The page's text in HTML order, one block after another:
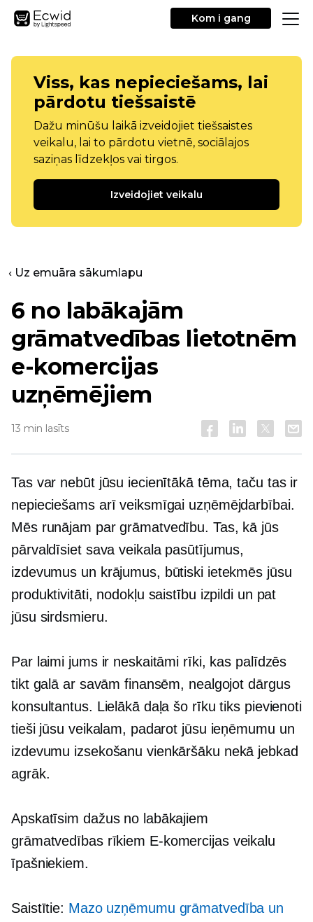
Kom i gang
Viss, kas nepieciešams, lai
pārdotu tiešsaistē
Dažu minūšu laikā izveidojiet tiešsaistes
veikalu, lai to pārdotu vietnē, sociālajos
saziņas līdzekļos vai tirgos.
Izveidojiet veikalu
‹ Uz emuāra sākumlapu
6 no labākajām
grāmatvedības lietotnēm
e-komercijas
uzņēmējiem
13 min lasīts
Tas var nebūt jūsu iecienītākā tēma, taču tas ir
nepieciešams arī veiksmīgai uzņēmējdarbībai.
Mēs runājam par grāmatvedību. Tas, kā jūs
pārvaldīsiet sava veikala pasūtījumus,
izdevumus un krājumus, būtiski ietekmēs jūsu
produktivitāti, nodokļu saistību izpildi un pat
jūsu sirdsmieru.
Par laimi jums ir neskaitāmi rīki, kas palīdzēs
tikt galā ar savām finansēm, nealgojot dārgus
konsultantus. Lielākā daļa šo rīku tiks pievienoti
tieši jūsu veikalam, padarot jūsu ieņēmumu un
izdevumu izsekošanu vienkāršāku nekā jebkad
agrāk.
Apskatīsim dažus no labākajiem
grāmatvedības rīkiem E-komercijasveikalu
īpašniekiem.
Saistītie: Mazo uzņēmumu grāmatvedība un